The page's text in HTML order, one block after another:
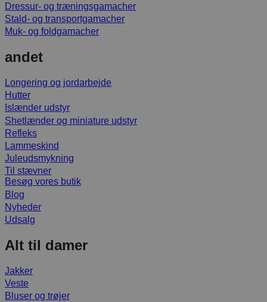
Dressur- og træningsgamacher
Stald- og transportgamacher
Muk- og foldgamacher
andet
Longering og jordarbejde
Hutter
Islænder udstyr
Shetlænder og miniature udstyr
Refleks
Lammeskind
Juleudsmykning
Til stævner
Besøg vores butik
Blog
Nyheder
Udsalg
Alt til damer
Jakker
Veste
Bluser og trøjer